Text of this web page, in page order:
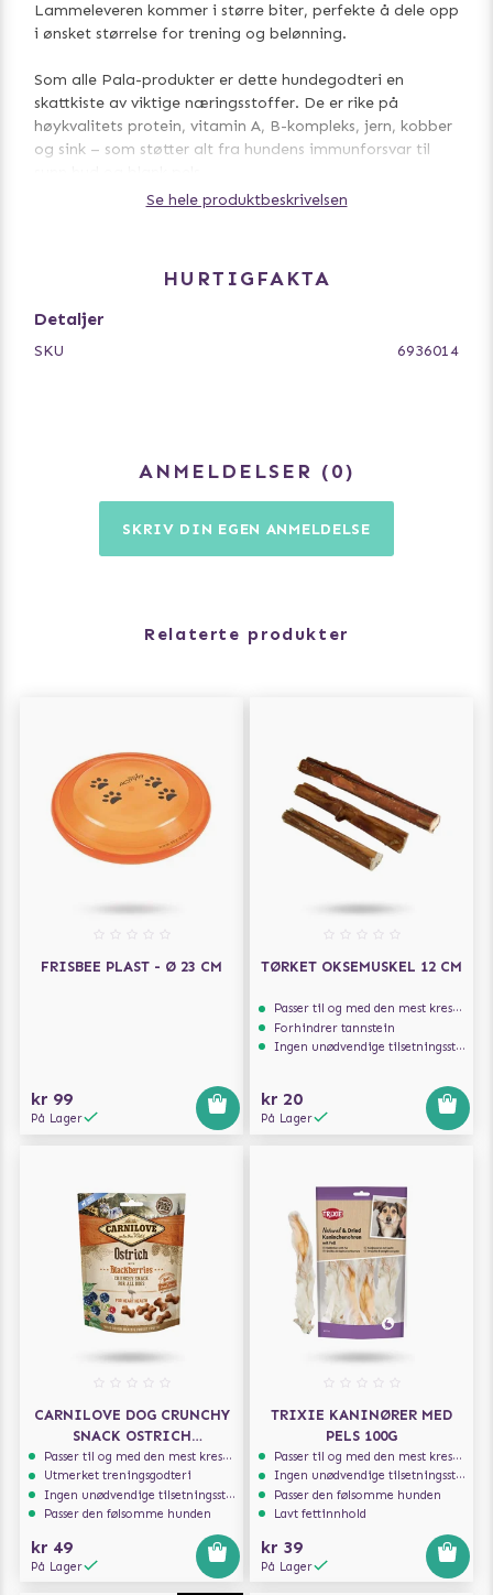
Lammeleveren kommer i større biter, perfekte å dele opp
i ønsket størrelse for trening og belønning.
Som alle Pala-produkter er dette hundegodteri en
skattkiste av viktige næringsstoffer. De er rike på
høykvalitets protein, vitamin A, B-kompleks, jern, kobber
og sink – som støtter alt fra hundens immunforsvar til
et sunt mellommåltid.
- 100% lammelever, ingen tilsetningsstoffer
- Enkle å dele i mindre biter
Se hele produktbeskrivelsen
HURTIGFAKTA
Detaljer
SKU 6936014
ANMELDELSER 0
SKRIV DIN EGEN ANMELDELSE
Relaterte produkter
FRISBEE PLAST - Ø 23 CM
kr 99
På Lager
TØRKET OKSEMUSKEL 12 CM
Passer til og med den mest kresne hunden
Forhindrer tannstein
Ingen unødvendige tilsetningsstoffer
kr 20
På Lager
CARNILOVE DOG CRUNCHY
SNACK OSTRICH
BLACKBERRIES 200G
Passer til og med den mest kresne hunden
Utmerket treningsgodteri
Ingen unødvendige tilsetningsstoffer
Passer den følsomme hunden
kr 49
På Lager
TRIXIE KANINØRER MED
PELS 100G
Passer til og med den mest kresne hunden
Ingen unødvendige tilsetningsstoffer
Passer den følsomme hunden
Lavt fettinnhold
kr 39
På Lager